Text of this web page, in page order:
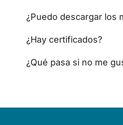
¿Puedo descargar los
¿Hay certificados?
¿Qué pasa si no me